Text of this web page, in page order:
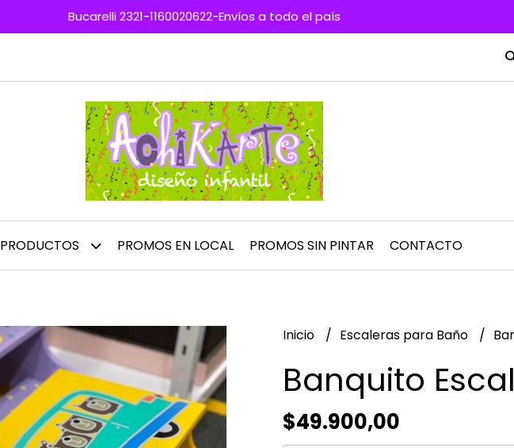
Bucarelli 2321-1160020622-Envíos a todo el país
PRODUCTOS PROMOS EN LOCAL PROMOS SIN PINTAR CONTACTO
Inicio Escaleras para Baño
Banquito
$49.900,00